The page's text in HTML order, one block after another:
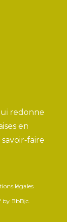
redonne
en
faire
légales
BbBjc.